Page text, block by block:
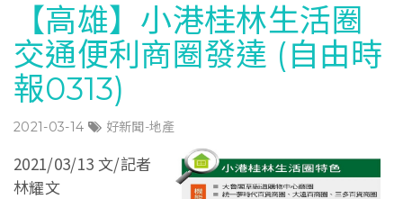
【高雄】小港桂林生活圈
交通便利商圈發達 (自由時
報0313)
2021-03-14 好新聞-地產
2021/03/13 文/記者
林耀文